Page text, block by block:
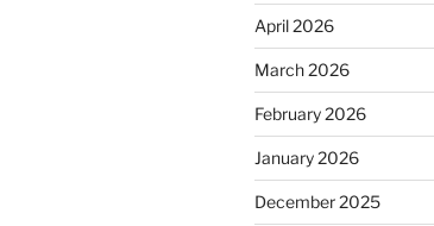
April 2026
March 2026
February 2026
January 2026
December 2025